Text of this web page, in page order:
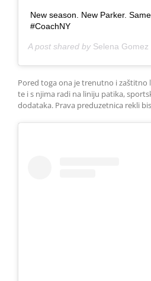
New season. New Parker.
#CoachNY
A post shared by Selena Gomez
Pored toga ona je trenutno i zaštitno
te i s njima radi na liniju patika,
dodataka. Prava preduzetnica rekli